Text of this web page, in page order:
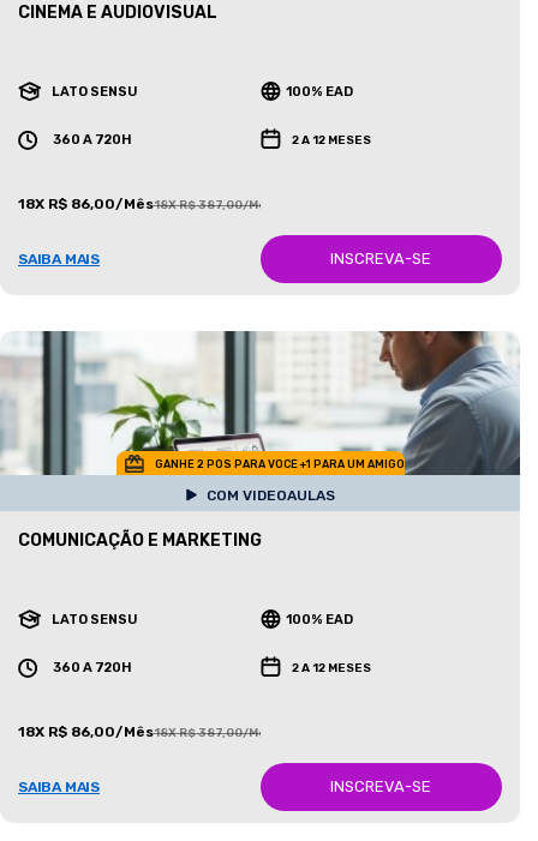
CINEMA E AUDIOVISUAL
LATO SENSU 100% EAD
360 A 720H 2 A 12 MESES
18X R$ 86,00/Mês18X R$ 387,00/Mês
SAIBA MAIS INSCREVA-SE
GANHE 2 POS PARA VOCE +1 PARA UM AMIGO
COM VIDEOAULAS
COMUNICAÇÃO E MARKETING
LATO SENSU 100% EAD
360 A 720H 2 A 12 MESES
18X R$ 86,00/Mês18X R$ 387,00/Mês
SAIBA MAIS INSCREVA-SE